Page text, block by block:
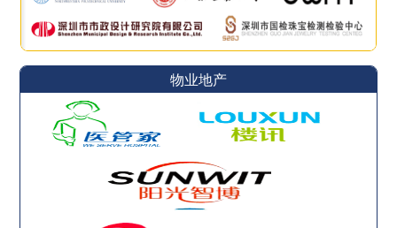
物业地产